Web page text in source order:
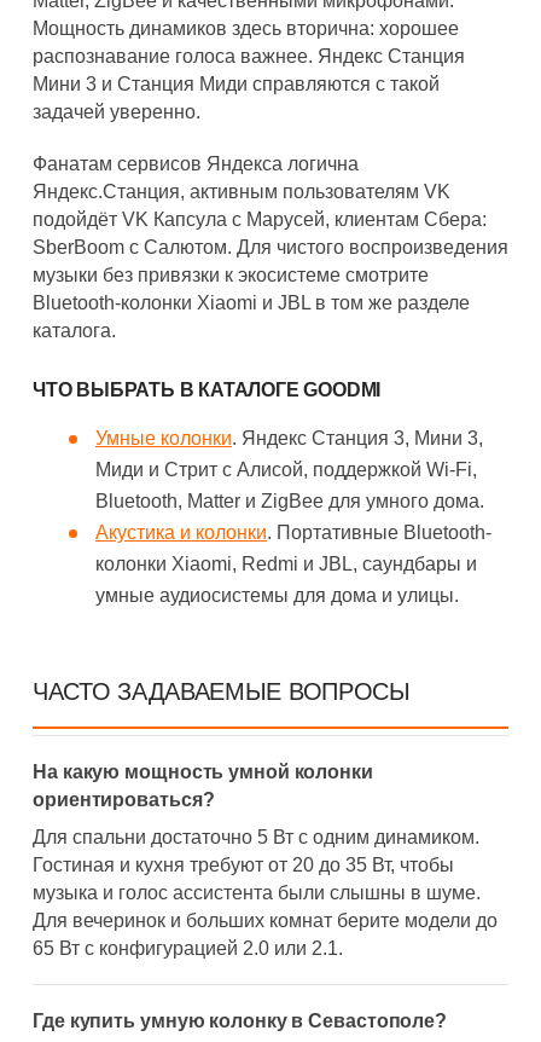
Мощность динамиков здесь вторична: хорошее
распознавание голоса важнее. Яндекс Станция
Мини 3 и Станция Миди справляются с такой
задачей уверенно.
Фанатам сервисов Яндекса логична
Яндекс.Станция, активным пользователям VK
подойдёт VK Капсула с Марусей, клиентам Сбера:
SberBoom с Салютом. Для чистого воспроизведения
музыки без привязки к экосистеме смотрите
Bluetooth-колонки Xiaomi и JBL в том же разделе
каталога.
ЧТО ВЫБРАТЬ В КАТАЛОГЕ GOODMI
Умные колонки. Яндекс Станция 3, Мини 3,
Миди и Стрит с Алисой, поддержкой Wi-Fi,
Bluetooth, Matter и ZigBee для умного дома.
Акустика и колонки. Портативные Bluetooth-
колонки Xiaomi, Redmi и JBL, саундбары и
умные аудиосистемы для дома и улицы.
ЧАСТО ЗАДАВАЕМЫЕ ВОПРОСЫ
На какую мощность умной колонки
ориентироваться?
Для спальни достаточно 5 Вт с одним динамиком.
Гостиная и кухня требуют от 20 до 35 Вт, чтобы
музыка и голос ассистента были слышны в шуме.
Для вечеринок и больших комнат берите модели до
65 Вт с конфигурацией 2.0 или 2.1.
Где купить умную колонку в Севастополе?